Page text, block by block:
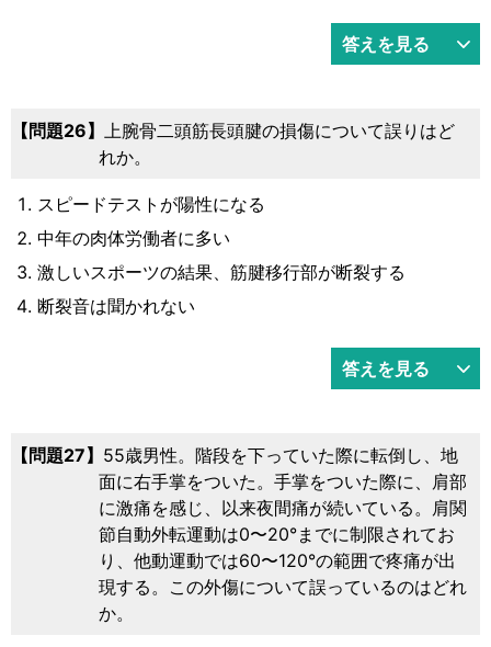
答えを見る
26
上腕骨二頭筋長頭腱の損傷について誤りはど
れか。
スピードテストが陽性になる
中年の肉体労働者に多い
激しいスポーツの結果、筋腱移行部が断裂する
断裂音は聞かれない
答えを見る
27
55歳男性。階段を下っていた際に転倒し、地
面に右手掌をついた。手掌をついた際に、肩部
に激痛を感じ、以来夜間痛が続いている。肩関
節自動外転運動は0〜20°までに制限されてお
り、他動運動では60〜120°の範囲で疼痛が出
現する。この外傷について誤っているのはどれ
か。